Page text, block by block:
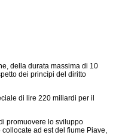
della durata massima di 10
dei princìpi del diritto
di lire 220 miliardi per il
promuovere lo sviluppo
ad est del fiume Piave,